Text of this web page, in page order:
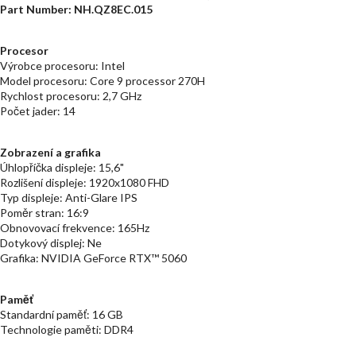
Part Number: NH.QZ8EC.015
Procesor
Výrobce procesoru: Intel
Model procesoru: Core 9 processor 270H
Rychlost procesoru: 2,7 GHz
Počet jader: 14
Zobrazení a grafika
Úhlopříčka displeje: 15,6"
Rozlišení displeje: 1920x1080 FHD
Typ displeje: Anti-Glare IPS
Poměr stran: 16:9
Obnovovací frekvence: 165Hz
Dotykový displej: Ne
Grafika: NVIDIA GeForce RTX™ 5060
Paměť
Standardní paměť: 16 GB
Technologie paměti: DDR4